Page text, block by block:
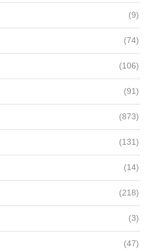
(9)
(74)
(106)
(91)
(873)
(131)
(14)
(218)
(3)
(47)